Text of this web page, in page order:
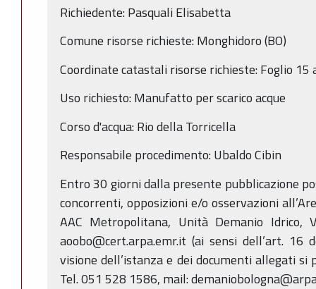
Richiedente: Pasquali Elisabetta
Comune risorse richieste: Monghidoro (BO)
Coordinate catastali risorse richieste: Foglio
Uso richiesto: Manufatto per scarico acque
Corso d'acqua: Rio della Torricella
Responsabile procedimento: Ubaldo Cibin
Entro 30 giorni dalla presente pubblicazione
concorrenti, opposizioni e/o osservazioni
AAC Metropolitana, Unità Demanio Idrico,
aoobo@cert.arpa.emr.it (ai sensi dell’art. 16
visione dell’istanza e dei documenti allegati
Tel. 051 528 1586, mail: